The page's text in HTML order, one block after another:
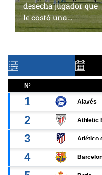
desecha jugador que
le costó una
MILLONADA de euros